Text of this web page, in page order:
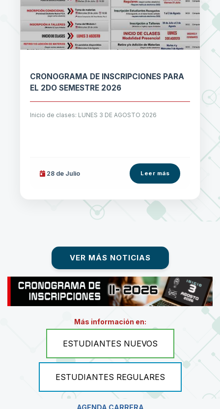
CRONOGRAMA DE INSCRIPCIONES PARA
EL 2DO SEMESTRE 2026
Inicio de clases: LUNES 3 DE AGOSTO 2026
28 de Julio Leer más
VER MÁS NOTICIAS
Más información en:
ESTUDIANTES NUEVOS
ESTUDIANTES REGULARES